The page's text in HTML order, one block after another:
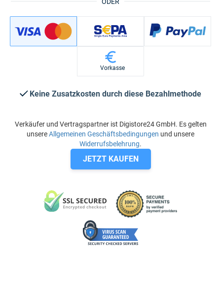
Vorkasse
Keine Zusatzkosten durch diese Bezahlmethode
Verkäufer und Vertragspartner ist Digistore24 GmbH. Es gelten
unsereAllgemeinen Geschäftsbedingungen und unsere
Widerrufsbelehrung.
JETZT KAUFEN